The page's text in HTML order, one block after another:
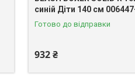
синій Діти 140 см
Готово до відправки
932 ₴